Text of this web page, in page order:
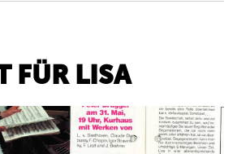
FÜR LISA